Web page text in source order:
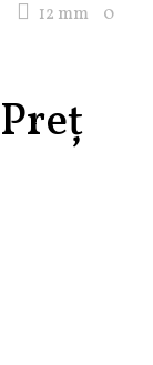
12 mm 0
Preț